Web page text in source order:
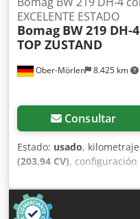
marcha atrás; capó con
compuesto; ojales de
suspensión de un solo
Ober-Mörlen 8.425 km
EXCELENTE ESTADO
Bomag BW 219
TOP ZUSTAND
Consultar
Estado: usado,
(203,94 CV), configuración
, Año de
19.200 kg Dcedpfx
máximo autorizado: